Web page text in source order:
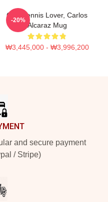
Girls Tennis Lover, Carlos
Alcaraz Mug
₩3,445,000 - ₩3,996,200
-20%
and secure payment
/ Stripe)